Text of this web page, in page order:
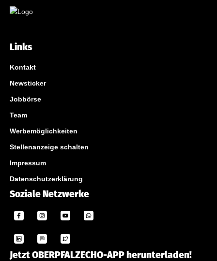
Links
Kontakt
Newsticker
Jobbörse
Team
Werbemöglichkeiten
Stellenanzeige schalten
Impressum
Datenschutzerklärung
Soziale Netzwerke
Jetzt OBERPFALZECHO-APP herunterladen!